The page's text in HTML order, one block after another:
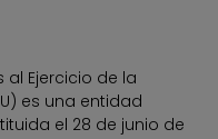
al Ejercicio de la
es una entidad
el 28 de junio de